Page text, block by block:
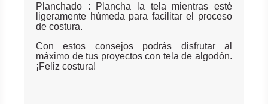
Planchado : Plancha la tela mientras esté
ligeramente húmeda para facilitar el proceso
de costura.
Con estos consejos podrás disfrutar al
máximo de tus proyectos con tela de algodón.
¡Feliz costura!